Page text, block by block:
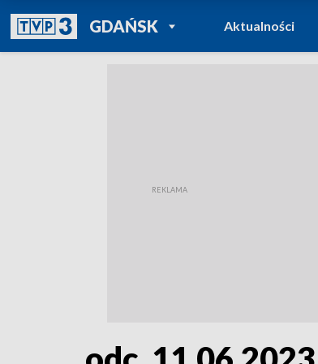
GDAŃSKPOWRÓT DO
TVP REGIONY
Aktualności